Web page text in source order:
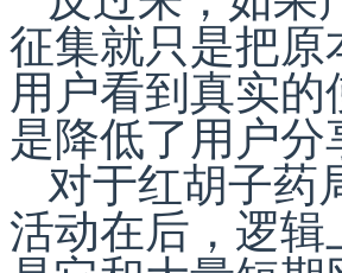
征集就只是把
用户看到真实
是降低了用户
对于红胡子药
活动在后，逻